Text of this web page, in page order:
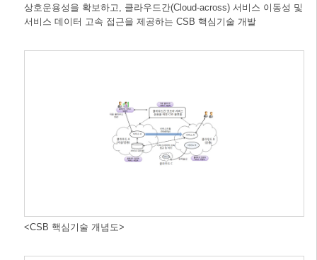
상호운용성을 확보하고, 클라우드간(Cloud-across) 서비스 이동성 및
서비스 데이터 고속 접근을 제공하는 CSB 핵심기술 개발
<CSB 핵심기술 개념도>